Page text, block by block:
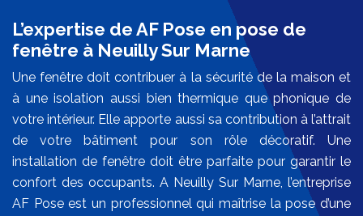
L’expertise de AF Pose en pose de
fenêtre à Neuilly Sur Marne
Une fenêtre doit contribuer à la sécurité de la maison et
à une isolation aussi bien thermique que phonique de
votre intérieur. Elle apporte aussi sa contribution à l’attrait
de votre bâtiment pour son rôle décoratif. Une
installation de fenêtre doit être parfaite pour garantir le
confort des occupants. A Neuilly Sur Marne, l’entreprise
AF Pose est un professionnel qui maîtrise la pose d’une